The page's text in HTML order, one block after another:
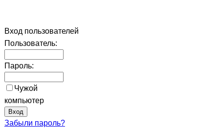
Вход пользователей
Пользователь:
Пароль:
Чужой
компьютер
Забыли пароль?